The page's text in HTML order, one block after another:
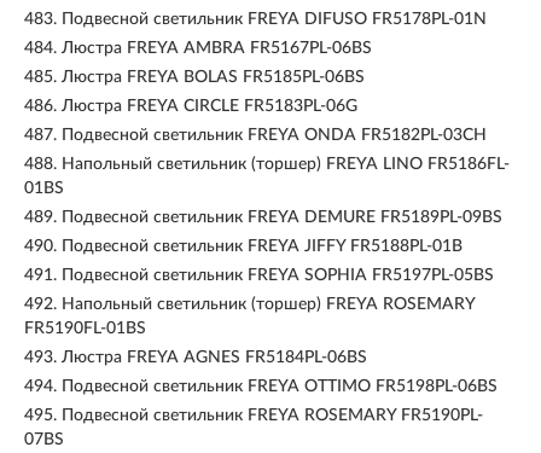
483.
Подвесной светильник FREYA DIFUSO FR5178PL-01N
484. Люстра FREYA AMBRA FR5167PL-06BS
485. Люстра FREYA BOLAS FR5185PL-06BS
486. Люстра FREYA CIRCLE FR5183PL-06G
487.
Подвесной светильник FREYA ONDA FR5182PL-03CH
488. Напольный светильник (торшер) FREYA LINO FR5186FL-
01BS
489.
Подвесной светильник FREYA DEMURE FR5189PL-09BS
490.
Подвесной светильник FREYA JIFFY FR5188PL-01B
491.
Подвесной светильник FREYA SOPHIA FR5197PL-05BS
492. Напольный светильник (торшер) FREYA ROSEMARY
FR5190FL-01BS
493. Люстра FREYA AGNES FR5184PL-06BS
494.
Подвесной светильник FREYA OTTIMO FR5198PL-06BS
495.
Подвесной светильник FREYA ROSEMARY FR5190PL-
07BS